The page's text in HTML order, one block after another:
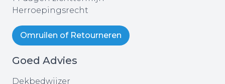
Herroepingsrecht
Omruilen of Retourneren
Goed Advies
Dekbedwijzer